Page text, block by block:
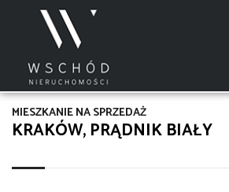
KRAKÓW, PRĄDNIK BIAŁY
MIESZKANIE NA SPRZEDAŻ